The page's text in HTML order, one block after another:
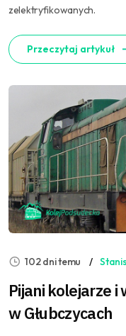
zelektryfikowanych.
Przeczytaj artykuł
102 dni temu
Pijani kolejarze
w Głubczycach